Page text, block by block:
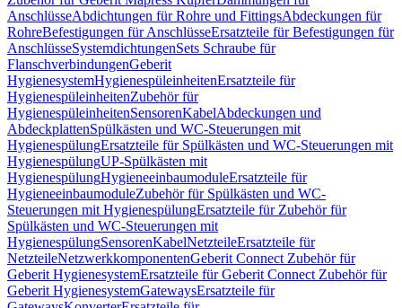
AnschlüsseAbdichtungen für Rohre und FittingsAbdeckungen für
RohreBefestigungen für AnschlüsseErsatzteile für Befestigungen für
AnschlüsseSystemdichtungenSets Schraube für
FlanschverbindungenGeberit
HygienesystemHygienespüleinheitenErsatzteile für
HygienespüleinheitenZubehör für
HygienespüleinheitenSensorenKabelAbdeckungen und
AbdeckplattenSpülkästen und WC-Steuerungen mit
HygienespülungErsatzteile für Spülkästen und WC-Steuerungen mit
HygienespülungUP-Spülkästen mit
HygienespülungHygieneeinbaumoduleErsatzteile für
HygieneeinbaumoduleZubehör für Spülkästen und WC-
Steuerungen mit HygienespülungErsatzteile für Zubehör für
Spülkästen und WC-Steuerungen mit
HygienespülungSensorenKabelNetzteileErsatzteile für
NetzteileNetzwerkkomponentenGeberit Connect Zubehör für
Geberit HygienesystemErsatzteile für Geberit Connect Zubehör für
Geberit HygienesystemGatewaysErsatzteile für